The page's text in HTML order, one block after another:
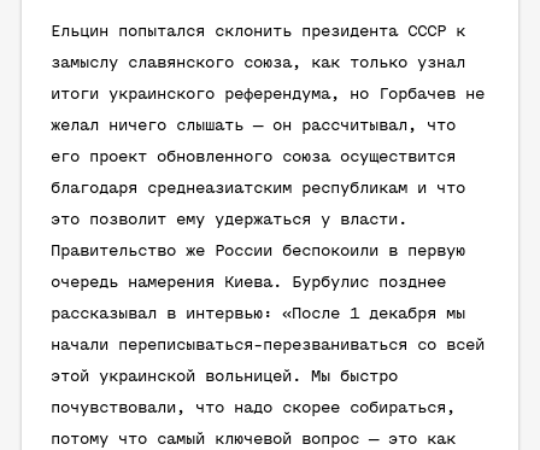
Ельцин попытался склонить президента СССР к
замыслу славянского союза, как только узнал
итоги украинского референдума, но Горбачев не
желал ничего слышать — он рассчитывал, что
его проект обновленного союза осуществится
благодаря среднеазиатским республикам и что
это позволит ему удержаться у власти.
Правительство же России беспокоили в первую
очередь намерения Киева. Бурбулис позднее
рассказывал в интервью: «После 1 декабря мы
начали переписываться-перезваниваться со всей
этой украинской вольницей. Мы быстро
почувствовали, что надо скорее собираться,
потому что самый ключевой вопрос — это как